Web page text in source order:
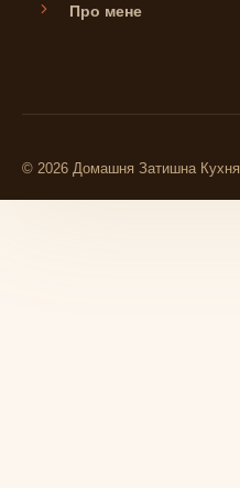
Про мене
© 2026 Домашня Затишна Кухня